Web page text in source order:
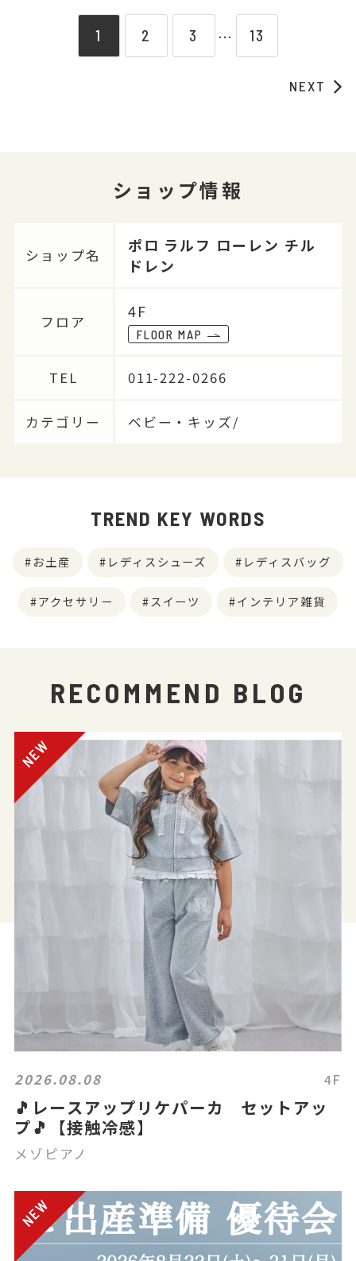
1 2 3 ⋯ 13
NEXT
ショップ情報
ショップ名
ポロ ラルフ ローレン チル
ドレン
フロア
4F
FLOOR MAP
TEL 011-222-0266
カテゴリー ベビー・キッズ/
TREND KEY WORDS
お土産 レディスシューズ レディスバッグ
アクセサリー スイーツ インテリア雑貨
RECOMMEND BLOG
2026.08.08 4F
🎵レースアップリケパーカ セットアッ
プ🎵【接触冷感】
メゾピアノ